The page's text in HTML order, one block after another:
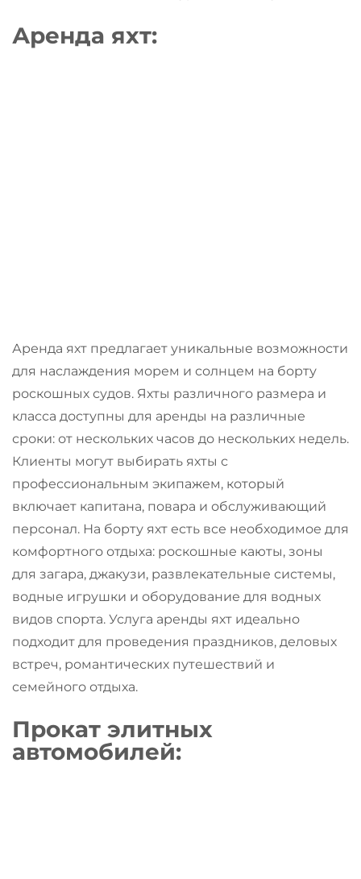
Аренда яхт:
Аренда яхт предлагает уникальные возможности
для наслаждения морем и солнцем на борту
роскошных судов. Яхты различного размера и
класса доступны для аренды на различные
сроки: от нескольких часов до нескольких недель.
Клиенты могут выбирать яхты с
профессиональным экипажем, который
включает капитана, повара и обслуживающий
персонал. На борту яхт есть все необходимое для
комфортного отдыха: роскошные каюты, зоны
для загара, джакузи, развлекательные системы,
водные игрушки и оборудование для водных
видов спорта. Услуга аренды яхт идеально
подходит для проведения праздников, деловых
встреч, романтических путешествий и
семейного отдыха.
Прокат элитных
автомобилей: